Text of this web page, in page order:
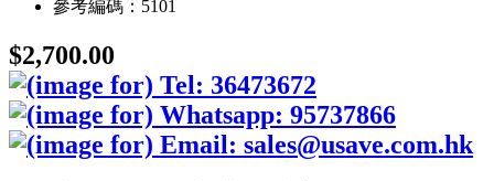
參考編碼：5101
$2,700.00